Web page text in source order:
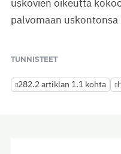
uskovien oikeutta
palvomaan
TUNNISTEET
282.2 artiklan 1.1 kohta